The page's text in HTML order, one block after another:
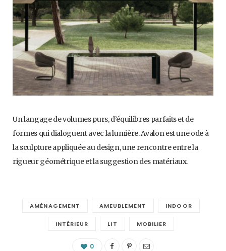
Un langage de volumes purs, d’équilibres parfaits et de
formes qui dialoguent avec la lumière. Avalon est une ode à
la sculpture appliquée au design, une rencontre entre la
rigueur géométrique et la suggestion des matériaux.
AMÉNAGEMENT AMEUBLEMENT INDOOR
INTÉRIEUR LIT MOBILIER
0